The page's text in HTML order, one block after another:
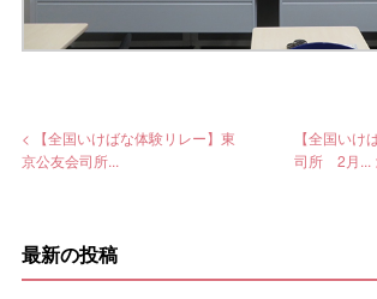
< 【全国いけばな体験リレー】東
京公友会司所...
【全国いけ
司所 2月...
最新の投稿